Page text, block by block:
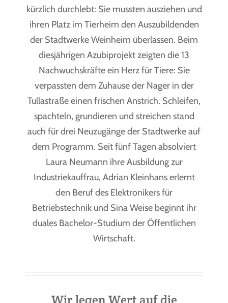
kürzlich durchlebt: Sie mussten ausziehen und
ihren Platz im Tierheim den Auszubildenden
der Stadtwerke Weinheim überlassen. Beim
diesjährigen Azubiprojekt zeigten die 13
Nachwuchskräfte ein Herz für Tiere: Sie
verpassten dem Zuhause der Nager in der
Tullastraße einen frischen Anstrich. Schleifen,
spachteln, grundieren und streichen stand
auch für drei Neuzugänge der Stadtwerke auf
dem Programm. Seit fünf Tagen absolviert
Laura Neumann ihre Ausbildung zur
Industriekauffrau, Adrian Kleinhans erlernt
den Beruf des Elektronikers für
Betriebstechnik und Sina Weise beginnt ihr
duales Bachelor-Studium der Öffentlichen
Wirtschaft.
Wir legen Wert auf die